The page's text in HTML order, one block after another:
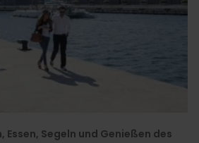
Essen, Segeln und Genießen des